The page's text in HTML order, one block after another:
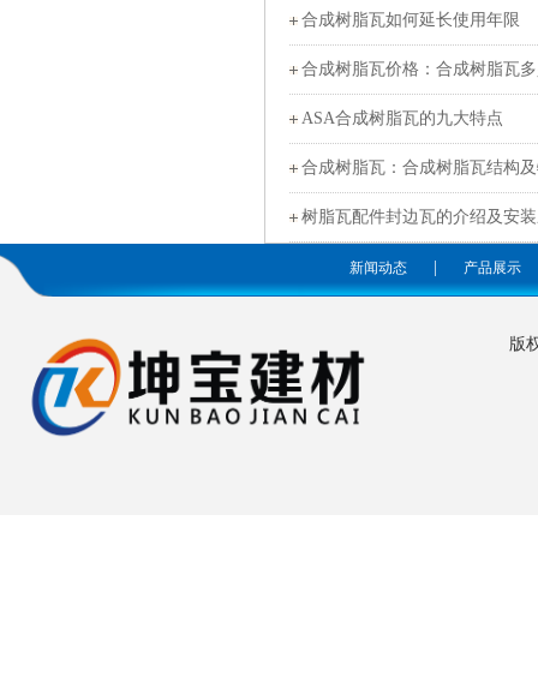
合成树脂瓦如何延长使用年限
合成树脂瓦价格：合成树脂瓦
ASA合成树脂瓦的九大特点
合成树脂瓦：合成树脂瓦结构
树脂瓦配件封边瓦的介绍及安
新闻动态 产品展示
版